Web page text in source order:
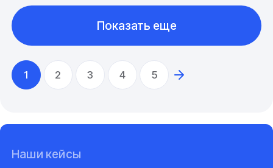
1 2 3 4 5
Показать еще
Наши кейсы